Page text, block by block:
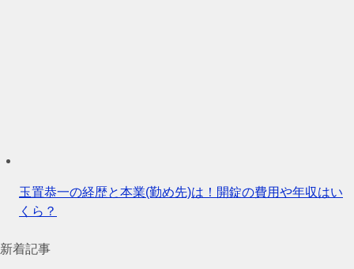
玉置恭一の経歴と本業(勤め先)は！開錠の費用や年収はい
くら？
新着記事